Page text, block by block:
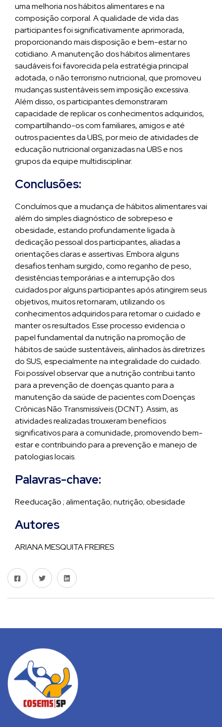
uma melhoria nos hábitos alimentares e na
composição corporal. A qualidade de vida das
participantes foi significativamente aprimorada,
proporcionando mais disposição e bem-estar no
cotidiano. A manutenção dos hábitos alimentares
saudáveis foi favorecida pela estratégia principal
adotada, o não terrorismo nutricional, que promoveu
mudanças sustentáveis sem imposição excessiva.
Além disso, os participantes demonstraram
capacidade de replicar os conhecimentos adquiridos,
compartilhando-os com familiares, amigos e até
outros pacientes da UBS, por meio de atividades de
educação nutricional organizadas na UBS e nos
grupos da equipe multidisciplinar.
Conclusões:
Concluímos que a mudança de hábitos alimentares vai
além do simples diagnóstico de sobrepeso e
obesidade, estando profundamente ligada à
dedicação pessoal dos participantes, aliadas a
orientações claras e assertivas. Embora alguns
desafios tenham surgido, como reganho de peso,
desistências temporárias e a interrupção dos
cuidados por alguns participantes após atingirem seus
objetivos, muitos retornaram, utilizando os
conhecimentos adquiridos para retomar o cuidado e
manter os resultados. Esse processo evidencia o
papel fundamental da nutrição na promoção de
hábitos de saúde sustentáveis, alinhados às diretrizes
do SUS, especialmente na integralidade do cuidado.
Foi possível observar que a nutrição contribui tanto
para a prevenção de doenças quanto para a
manutenção da saúde de pacientes com Doenças
Crônicas Não Transmissíveis (DCNT). Assim, as
atividades realizadas trouxeram benefícios
significativos para a comunidade, promovendo bem-
estar e contribuindo para a prevenção e manejo de
patologias locais.
Palavras-chave:
Reeducação ; alimentação; nutrição; obesidade
Autores
ARIANA MESQUITA FREIRES